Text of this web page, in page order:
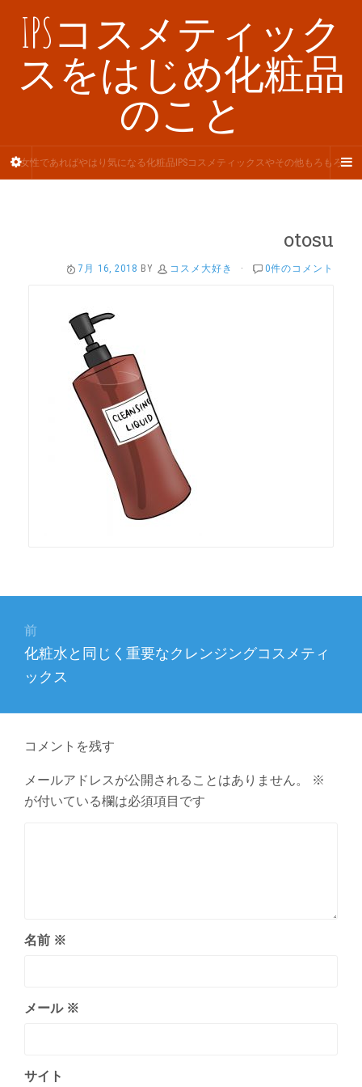
IPSコスメティック
スをはじめ化粧品
のこと
女性であればやはり気になる化粧品IPSコスメティックスやその他もろもろ
otosu
7月 16, 2018 BY コスメ大好き · 0件のコメント
前
前
の
稿:
化粧水と同じく重要なクレンジングコスメティ
ックス
コメントを残す
メールアドレスが公開されることはありません。
※
が付いている欄は必須項目です
名前 ※
メール ※
サイト